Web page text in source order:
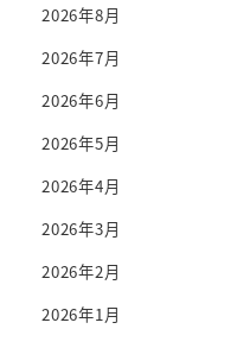
2026年8月
2026年7月
2026年6月
2026年5月
2026年4月
2026年3月
2026年2月
2026年1月